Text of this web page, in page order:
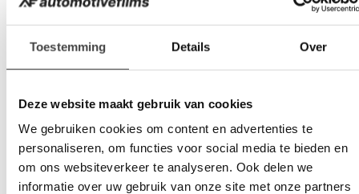
Toestemming Details Over
Deze website maakt gebruik van cookies
We gebruiken cookies om content en advertenties te
personaliseren, om functies voor social media te bieden en
om ons websiteverkeer te analyseren. Ook delen we
informatie over uw gebruik van onze site met onze partners
Diensten
Veiligheidsfolie autoruiten
Chameleon raamfolie